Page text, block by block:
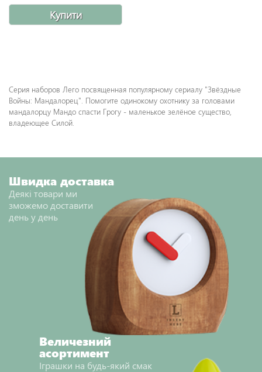
Купити
Серия наборов Лего посвященная популярному сериалу "Звёздные
Войны: Мандалорец". Помогите одинокому охотнику за головами
мандалорцу Мандо спасти Грогу - маленькое зелёное существо,
владеющее Силой.
Швидка доставка
Деякі товари ми
зможемо доставити
день у день
Величезний
асортимент
Іграшки на будь-який смак